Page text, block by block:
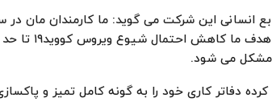
انسانی این شرکت می گوید: ما کارمندان مان
امکان از
مشکل می شود.
کرده دفاتر کاری خود را به گونه کامل تمیز و